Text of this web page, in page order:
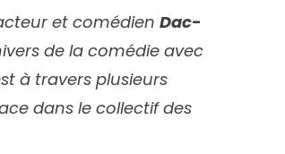
et comédien Dac-
de la comédie avec
à travers plusieurs
dans le collectif des